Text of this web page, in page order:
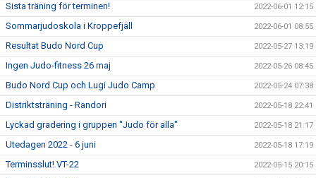
Sista träning för terminen! 2022-06-01 12:15
Sommarjudoskola i Kroppefjäll 2022-06-01 08:55
Resultat Budo Nord Cup 2022-05-27 13:19
Ingen Judo-fitness 26 maj 2022-05-26 08:45
Budo Nord Cup och Lugi Judo Camp 2022-05-24 07:38
Distriktsträning - Randori 2022-05-18 22:41
Lyckad gradering i gruppen "Judo för alla" 2022-05-18 21:17
Utedagen 2022 - 6 juni 2022-05-18 17:19
Terminsslut! VT-22 2022-05-15 20:15